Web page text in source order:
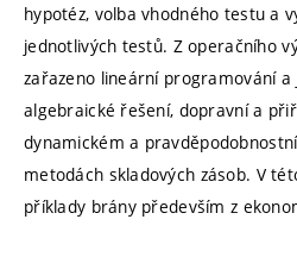
hypotéz, volba vhodného testu a
jednotlivých testů. Z operačního
zařazeno lineární programování
algebraické řešení, dopravní a
dynamickém a
metodách skladových zásob. V
příklady brány především z